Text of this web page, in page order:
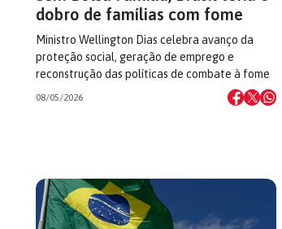
dobro de famílias com fome
Ministro Wellington Dias celebra avanço da
proteção social, geração de emprego e
reconstrução das políticas de combate à fome
08/05/2026